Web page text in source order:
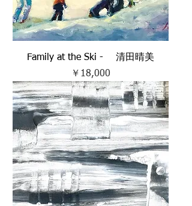
Family at the Ski - 清田晴美
価格
￥18,000